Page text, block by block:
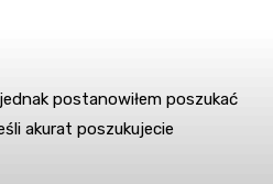
postanowiłem poszukać
akurat poszukujecie